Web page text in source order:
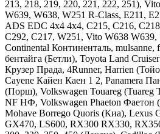
213, 218, 219, 220, 221, 222, 251),
W639, W638, W251 R-Class, Е211,
ADS EDC 4x4 4х4, C215, C216,
C292, C217, W251, Vito W638 W639,
Continental Континенталь, mulsanne,
бентайга (Бетли), Toyota Land
Крузер Прада, 4Runner, Harrien
Cayene Кайен Каен 1 2, Panamera
(Порш), Volkswagen Touareg (Tuareg
NF НФ, Volkswagen Phaeton Фаетон
Mohave Borrego Quoris (Киа), Lexus
GX470, LS600, RX300 RX330,